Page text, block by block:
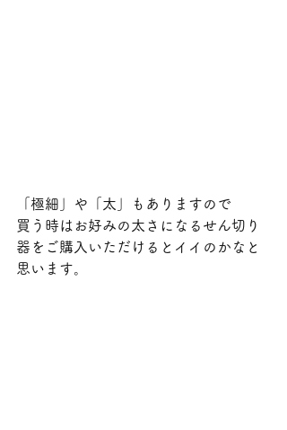
「極細」や「太」もありますので
買う時はお好みの太さになるせん切り
器をご購入いただけるとイイのかなと
思います。